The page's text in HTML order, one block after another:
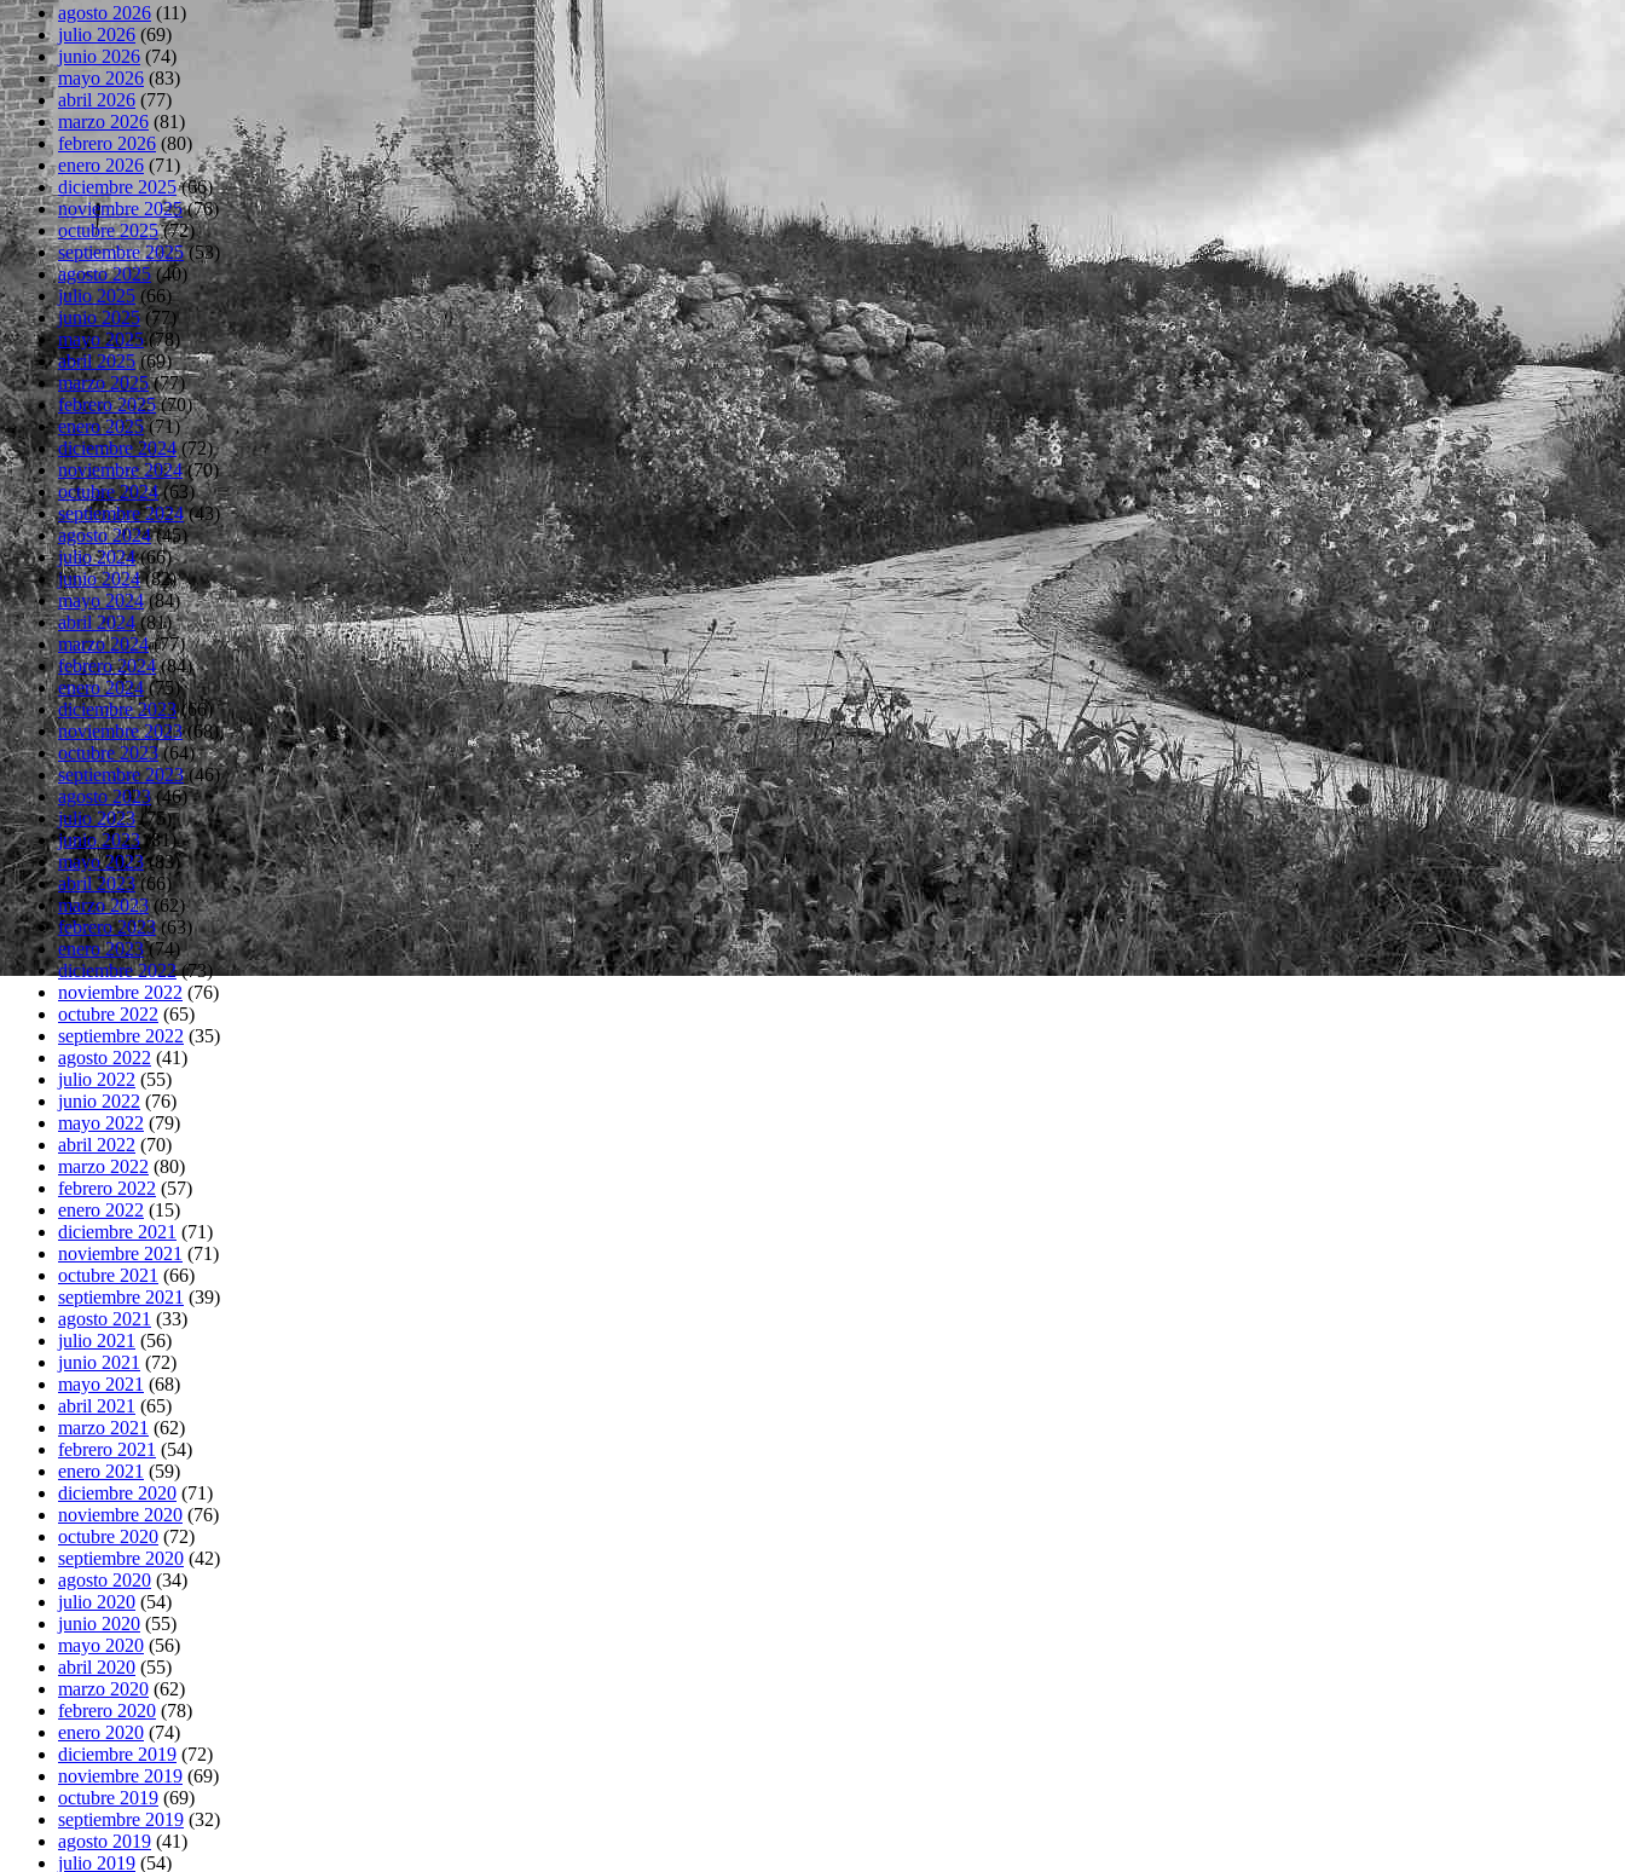
agosto 2026 (11)
julio 2026 (69)
junio 2026 (74)
mayo 2026 (83)
abril 2026 (77)
marzo 2026 (81)
febrero 2026 (80)
enero 2026 (71)
diciembre 2025(66)
noviembre 2025(76)
octubre 2025(72)
septiembre 2025(53)
agosto 2025(40)
julio 2025 (66)
junio 2025(77)
mayo 2025(78)
abril 2025(69)
marzo 2025(77)
febrero 2025(70)
enero 2025(71)
diciembre 2024(72)
noviembre 2024(70)
octubre 2024(63)
septiembre 2024(43)
agosto 2024(45)
julio 2024(66)
junio 2024(82)
mayo 2024(84)
abril 2024(81)
marzo 2024(77)
febrero 2024(84)
enero 2024(75)
diciembre 2023(66)
noviembre 2023(68)
octubre 2023(64)
septiembre 2023(46)
agosto 2023(46)
julio 2023(75)
junio 2023(81)
mayo 2023(83)
abril 2023(66)
marzo 2023(62)
febrero 2023(63)
enero 2023(74)
diciembre 2022(73)
noviembre 2022 (76)
octubre 2022 (65)
septiembre 2022 (35)
agosto 2022 (41)
julio 2022 (55)
junio 2022 (76)
mayo 2022 (79)
abril 2022 (70)
marzo 2022 (80)
febrero 2022 (57)
enero 2022 (15)
diciembre 2021 (71)
noviembre 2021 (71)
octubre 2021 (66)
septiembre 2021 (39)
agosto 2021 (33)
julio 2021 (56)
junio 2021 (72)
mayo 2021 (68)
abril 2021 (65)
marzo 2021 (62)
febrero 2021 (54)
enero 2021 (59)
diciembre 2020 (71)
noviembre 2020 (76)
octubre 2020 (72)
septiembre 2020 (42)
agosto 2020 (34)
julio 2020 (54)
junio 2020 (55)
mayo 2020 (56)
abril 2020 (55)
marzo 2020 (62)
febrero 2020 (78)
enero 2020 (74)
diciembre 2019 (72)
noviembre 2019 (69)
octubre 2019 (69)
septiembre 2019 (32)
agosto 2019 (41)
julio 2019 (54)